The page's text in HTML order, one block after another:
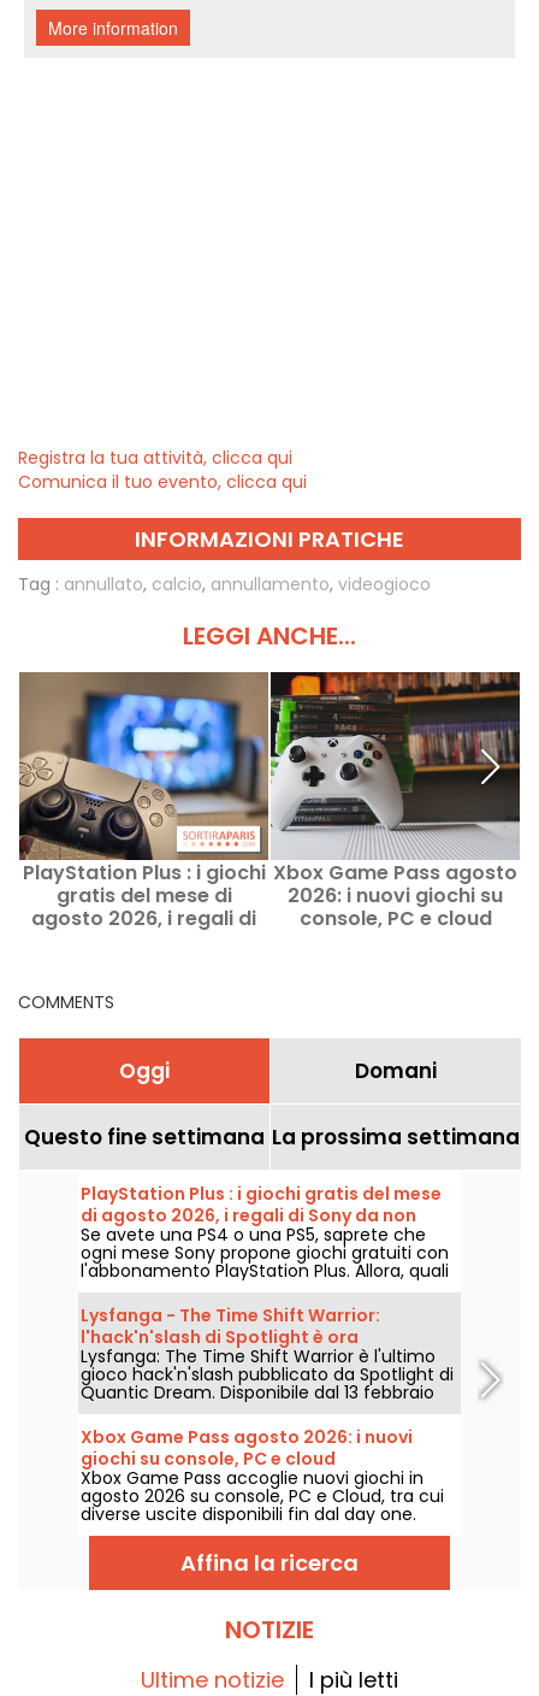
Registra la tua attività, clicca qui
Comunica il tuo evento, clicca qui
INFORMAZIONI PRATICHE
Tag : annullato, calcio, annullamento, videogioco
LEGGI ANCHE...
PlayStation Plus : i giochi
gratis del mese di
agosto 2026, i regali di
Xbox Game Pass agosto
2026: i nuovi giochi su
console, PC e cloud
COMMENTS
Oggi Domani
Questo fine settimana La prossima settimana
PlayStation Plus : i giochi gratis del mese
di agosto 2026, i regali di Sony da non
perdere
Se avete una PS4 o una PS5, saprete che
ogni mese Sony propone giochi gratuiti con
l'abbonamento PlayStation Plus. Allora, quali
sono i giochi offerti ad agosto 2026?
Scoprite la selezione di questo mese.
Lysfanga - The Time Shift Warrior:
l'hack'n'slash di Spotlight è ora
disponibile
Lysfanga: The Time Shift Warrior è l'ultimo
gioco hack'n'slash pubblicato da Spotlight di
Quantic Dream. Disponibile dal 13 febbraio
2024 su Steam ed Epic Games Store, questo
gioco offre un'avventura epica che
combina azione intensa e strategia
temporale. Con una demo gratuita allo
Steam Next Fest, i giocatori potranno
immergersi nel mondo di Antala e
sperimentare un'innovativa meccanica di
gioco!
Xbox Game Pass agosto 2026: i nuovi
giochi su console, PC e cloud
Xbox Game Pass accoglie nuovi giochi in
agosto 2026 su console, PC e Cloud, tra cui
diverse uscite disponibili fin dal day one.
Ecco le principali aggiunte annunciate da
Microsoft per gli abbonati al servizio.
Affina la ricerca
NOTIZIE
Ultime notizie I più letti